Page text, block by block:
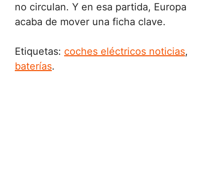
no circulan. Y en esa partida, Europa
acaba de mover una ficha clave.
Etiquetas: coches eléctricos noticias,
baterías.